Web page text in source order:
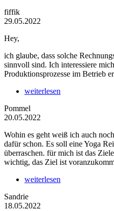
fiffik
29.05.2022
Hey,
ich glaube, dass solche
sinnvoll sind. Ich interessiere
Produktionsprozesse im Betrieb
weiterlesen
Pommel
20.05.2022
Wohin es geht weiß ich auch
dafür schon. Es soll eine Yoga
überraschen. für mich ist das
wichtig, das Ziel ist
weiterlesen
Sandrie
18.05.2022